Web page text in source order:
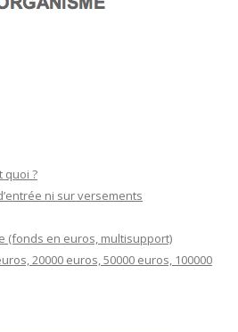
quoi ?
ni sur versements
(fonds en euros, multisupport)
20000 euros, 50000 euros, 100000